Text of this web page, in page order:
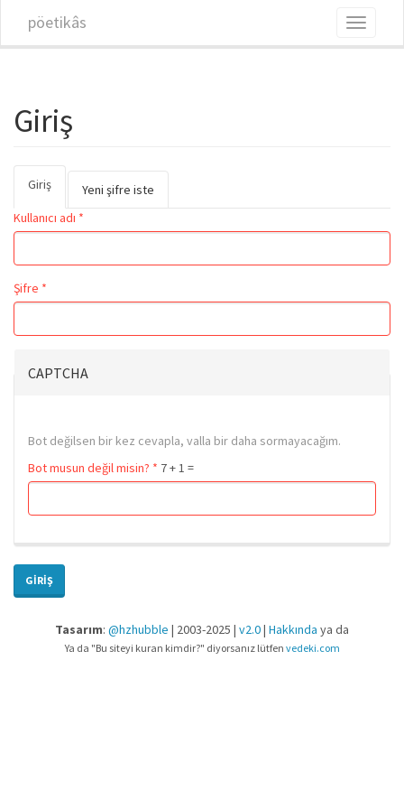
pöetikâs
Toggle
Giriş
Birincil sekmeler
Giriş
Yeni şifre iste
Kullanıcı adı *
Şifre *
CAPTCHA
Bot değilsen bir kez cevapla, valla bir daha sormayacağım.
Bot musun değil misin? * 7 + 1 =
GIRIŞ
Tasarım: @hzhubble | 2003-2025 | v2.0| Hakkında ya da
Ya da "Bu siteyi kuran kimdir?" diyorsanız lütfen vedeki.com